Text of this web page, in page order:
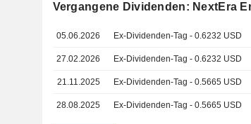
Vergangene Dividenden: NextEra
05.06.2026 Ex-Dividenden-Tag - 0.6232 USD
27.02.2026 Ex-Dividenden-Tag - 0.6232 USD
21.11.2025 Ex-Dividenden-Tag - 0.5665 USD
28.08.2025 Ex-Dividenden-Tag - 0.5665 USD